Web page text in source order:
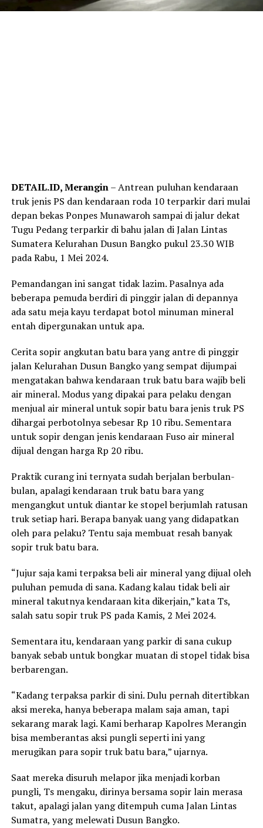
DETAIL.ID, Merangin– Antrean puluhan kendaraan
truk jenis PS dan kendaraan roda 10 terparkir dari mulai
depan bekas Ponpes Munawaroh sampai di jalur dekat
Tugu Pedang terparkir di bahu jalan di Jalan Lintas
Sumatera Kelurahan Dusun Bangko pukul 23.30 WIB
pada Rabu, 1 Mei 2024.
Pemandangan ini sangat tidak lazim. Pasalnya ada
beberapa pemuda berdiri di pinggir jalan di depannya
ada satu meja kayu terdapat botol minuman mineral
entah dipergunakan untuk apa.
Cerita sopir angkutan batu bara yang antre di pinggir
jalan Kelurahan Dusun Bangko yang sempat dijumpai
mengatakan bahwa kendaraan truk batu bara wajib beli
air mineral. Modus yang dipakai para pelaku dengan
menjual air mineral untuk sopir batu bara jenis truk PS
dihargai perbotolnya sebesar Rp 10 ribu. Sementara
untuk sopir dengan jenis kendaraan Fuso air mineral
dijual dengan harga Rp 20 ribu.
Praktik curang ini ternyata sudah berjalan berbulan-
bulan, apalagi kendaraan truk batu bara yang
mengangkut untuk diantar ke stopel berjumlah ratusan
truk setiap hari. Berapa banyak uang yang didapatkan
oleh para pelaku? Tentu saja membuat resah banyak
sopir truk batu bara.
“Jujur saja kami terpaksa beli air mineral yang dijual oleh
puluhan pemuda di sana. Kadang kalau tidak beli air
mineral takutnya kendaraan kita dikerjain,” kata Ts,
salah satu sopir truk PS pada Kamis, 2 Mei 2024.
Sementara itu, kendaraan yang parkir di sana cukup
banyak sebab untuk bongkar muatan di stopel tidak bisa
berbarengan.
“Kadang terpaksa parkir di sini. Dulu pernah ditertibkan
aksi mereka, hanya beberapa malam saja aman, tapi
sekarang marak lagi. Kami berharap Kapolres Merangin
bisa memberantas aksi pungli seperti ini yang
merugikan para sopir truk batu bara,” ujarnya.
Saat mereka disuruh melapor jika menjadi korban
pungli, Ts mengaku, dirinya bersama sopir lain merasa
takut, apalagi jalan yang ditempuh cuma Jalan Lintas
Sumatra, yang melewati Dusun Bangko.